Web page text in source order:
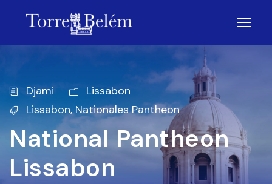
Djami
Lissabon
Lissabon, Nationales Pantheon
National Pantheon
Lissabon